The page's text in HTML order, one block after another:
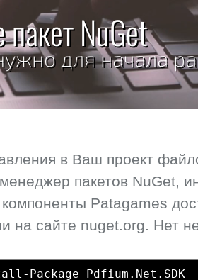
пакет NuGet
для начала
в Ваш проект
пакетов NuGet,
Patagames
на сайте nuget.org. Нет
Package Pdfium.Net.SDK